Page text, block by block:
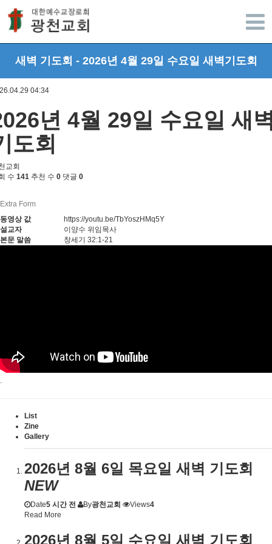
새벽 기도회 - 2026년 4월 29일 수요일 새벽기도회
04:34
년 4월 29일 수요일 새
도회
교회
수 141 추천 수 0 댓글 0
Extra Form
동영상 값
https://youtu.be/TbYoszHMq5Y
설교자
이양수 위임목사
본문 말씀
창세기 32:1-21
.
List
Zine
Gallery
2026년 8월 6일 목요일 새벽 기도회
NEW
Date5 시간 전 By광천교회 Views4
Read More
2026년 8월 5일 수요일 새벽 기도회